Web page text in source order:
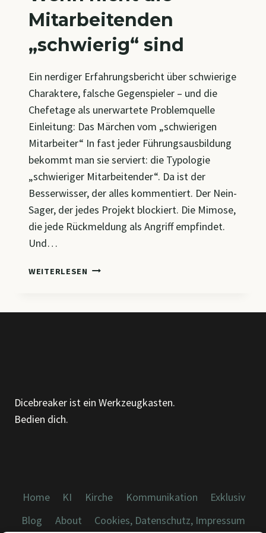
Mitarbeitenden
„schwierig“ sind
Ein nerdiger Erfahrungsbericht über schwierige
Charaktere, falsche Gegenspieler – und die
Chefetage als unerwartete Problemquelle
Einleitung: Das Märchen vom „schwierigen
Mitarbeiter“ In fast jeder Führungsausbildung
bekommt man sie serviert: die Typologie
„schwieriger Mitarbeitender“. Da ist der
Besserwisser, der alles kommentiert. Der Nein-
Sager, der jedes Projekt blockiert. Die Mimose,
die jede Rückmeldung als Angriff empfindet.
Und…
WEITERLESEN WENN
Dicebreaker ist ein Werkzeugkasten.
Bedien dich.
Home KI Kirche Kommunikation
Exklusiv
Blog
About Cookies, Datenschutz, Impressum